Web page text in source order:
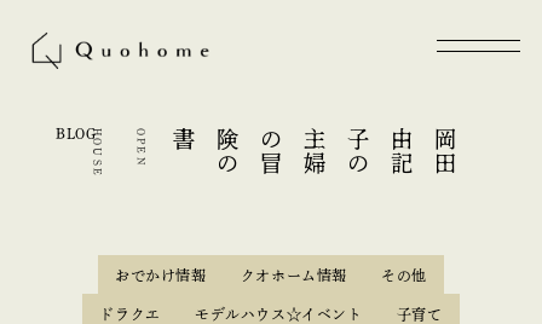
BLOG 岡
田
由
記
子
の
主
婦
の
冒
険
の
書
O
P
E
N
H
O
U
S
E
おでかけ情報 クオホーム情報 その他
ドラクエ モデルハウス☆イベント 子育て